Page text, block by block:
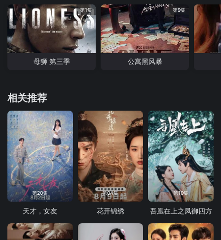
第1集
母狮 第三季
第9集
公寓黑风暴
相关推荐
第20集
天才，女友
第04集
花开锦绣
第10集
吾凰在上之凤御四方